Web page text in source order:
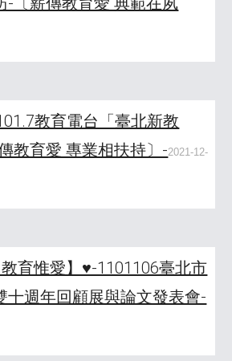
教育電台「臺北新教
教育愛 專業相扶持〕-2021-12-
育惟愛】♥️-1101106臺北市
十週年回顧展與論文發表會-